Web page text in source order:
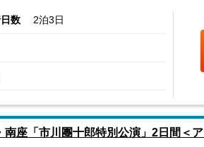
数 2泊3日
南座「市川團十郎特別公演」2日間＜